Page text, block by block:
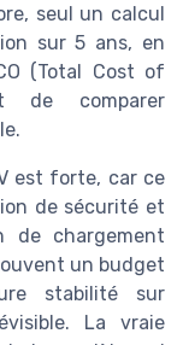
seul un calcul
sur 5 ans, en
(Total Cost of
de comparer
est forte, car ce
de sécurité et
de chargement
un budget
stabilité sur
La vraie